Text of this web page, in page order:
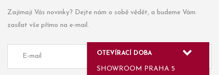
Zajímají Vás novinky? Dejte nám o sobě vědět, a budeme Vám
zasílat vše přímo na e-mail.
OTEVÍRACÍ DOBA
SHOWROOM PRAHA 5